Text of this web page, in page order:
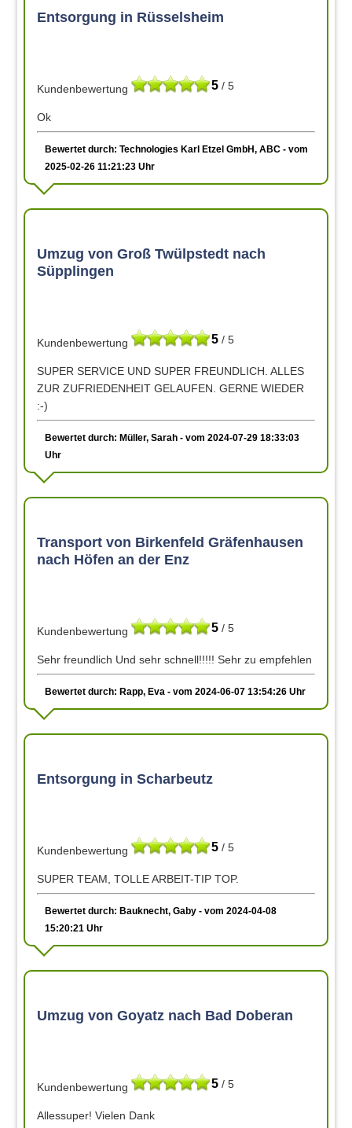
Entsorgung in Rüsselsheim
5 / 5
Kundenbewertung
Ok
Bewertet durch: Technologies Karl Etzel GmbH, ABC - vom
2025-02-26 11:21:23 Uhr
Umzug von Groß Twülpstedt nach
Süpplingen
5 / 5
Kundenbewertung
SUPER SERVICE UND SUPER FREUNDLICH. ALLES
ZUR ZUFRIEDENHEIT GELAUFEN. GERNE WIEDER
:-)
Bewertet durch: Müller, Sarah - vom 2024-07-29 18:33:03
Uhr
Transport von Birkenfeld Gräfenhausen
nach Höfen an der Enz
5 / 5
Kundenbewertung
Sehr freundlich Und sehr schnell!!!!! Sehr zu empfehlen
Bewertet durch: Rapp, Eva - vom 2024-06-07 13:54:26 Uhr
Entsorgung in Scharbeutz
5 / 5
Kundenbewertung
SUPER TEAM, TOLLE ARBEIT-TIP TOP.
Bewertet durch: Bauknecht, Gaby - vom 2024-04-08
15:20:21 Uhr
Umzug von Goyatz nach Bad Doberan
5 / 5
Kundenbewertung
Allessuper! Vielen Dank